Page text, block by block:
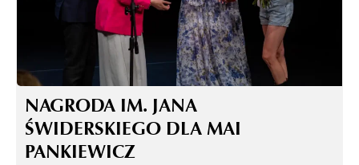
NAGRODA IM. JANA
ŚWIDERSKIEGO DLA MAI
PANKIEWICZ